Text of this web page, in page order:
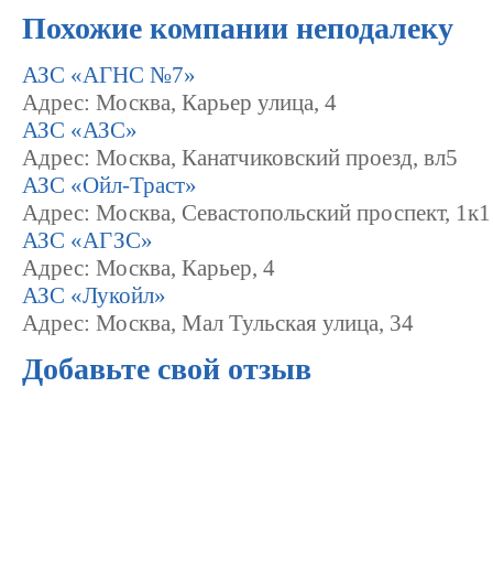
Похожие компании неподалеку
АЗС «АГНС №7»
Адрес: Москва, Карьер улица, 4
АЗС «АЗС»
Адрес: Москва, Канатчиковский проезд, вл5
АЗС «Ойл-Траст»
Адрес: Москва, Севастопольский проспект, 1к1
АЗС «АГЗС»
Адрес: Москва, Карьер, 4
АЗС «Лукойл»
Адрес: Москва, Мал Тульская улица, 34
Добавьте свой отзыв